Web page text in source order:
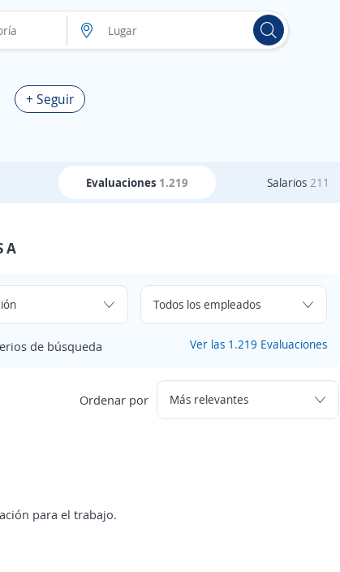
+ Seguir
Evaluaciones 1.219 Salarios 211
A
de búsqueda Ver las 1.219 Evaluaciones
Ordenar por
para el trabajo.